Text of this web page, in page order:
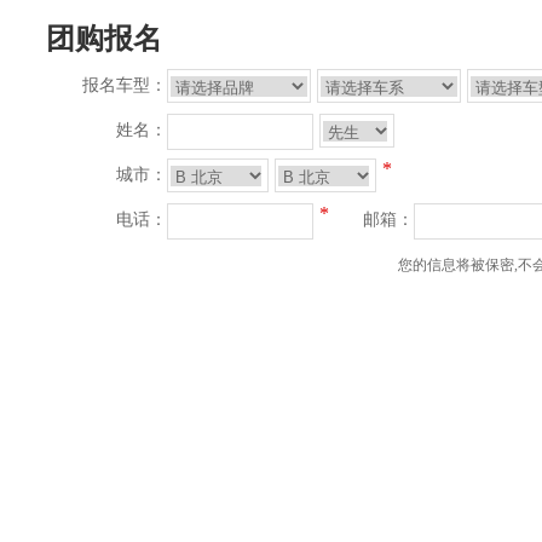
团购报名
报名车型：
姓名：
城市： *
电话： * 邮箱：
您的信息将被保密,不